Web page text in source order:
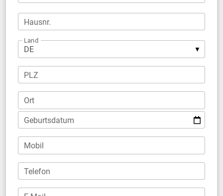
Hausnr.
Land
PLZ
Ort
Geburtsdatum
Mobil
Telefon